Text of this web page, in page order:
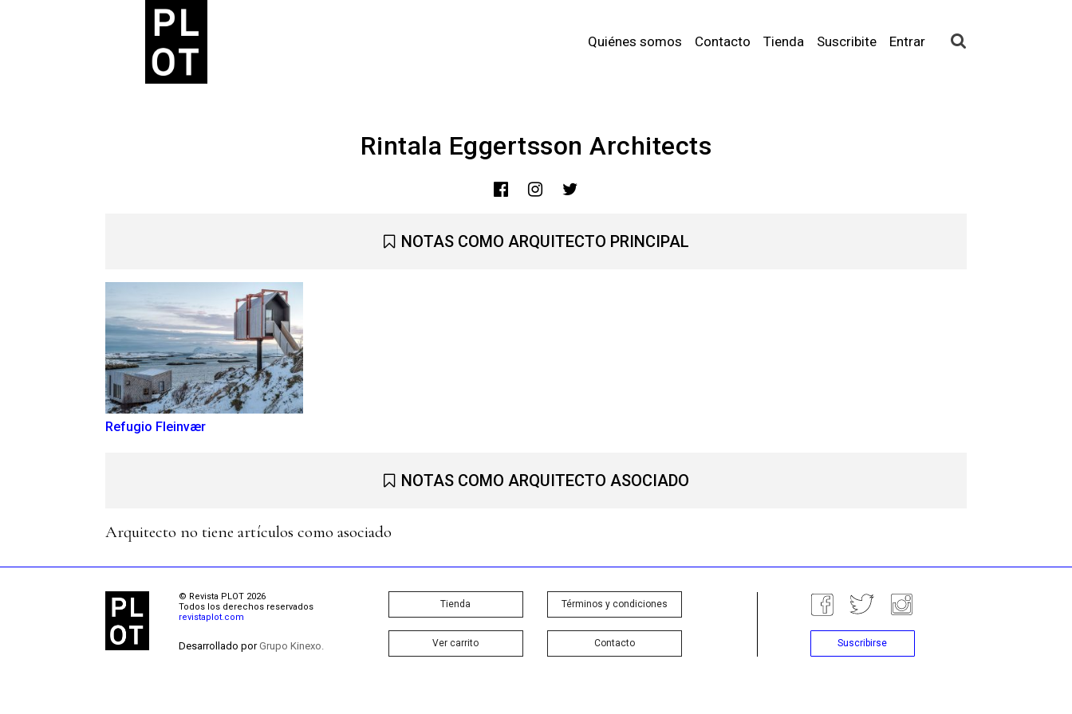
Quiénes somos Contacto Tienda Suscribite Entrar
Rintala Eggertsson Architects
NOTAS COMO ARQUITECTO PRINCIPAL
Refugio Fleinvær
NOTAS COMO ARQUITECTO ASOCIADO
Arquitecto no tiene artículos como asociado
© Revista PLOT 2026
Todos los derechos reservados
revistaplot.com
Desarrollado porGrupo Kinexo.
Tienda
Ver carrito
Términos y condiciones
Contacto Suscribirse